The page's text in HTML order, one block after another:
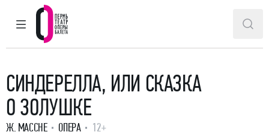
ГЛАВНОЕ МЕНЮ
Пермский театр оперы и балета
СИНДЕРЕЛЛА, ИЛИ СКАЗКА
О ЗОЛУШКЕ
Ж. МАССНЕ ОПЕРА 12+